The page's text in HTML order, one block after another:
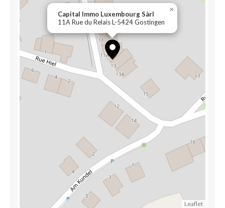
Capital Immo Luxembourg Sàrl
11A Rue du Relais L-5424 Gostingen
×
Leaflet